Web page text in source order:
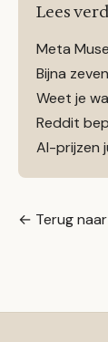
Lees
Meta
Bijna
Weet je
Reddit
AI-prijzen
← Terug